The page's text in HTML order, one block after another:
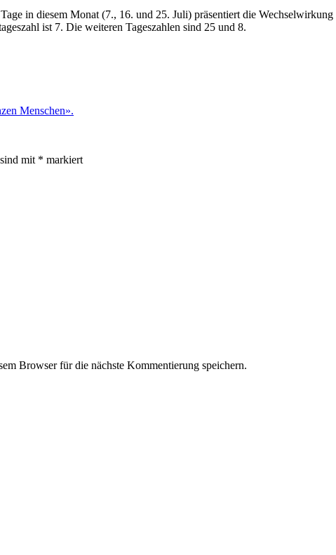
in diesem Monat (7., 16. und 25. Juli) präsentiert die
ist 7. Die weiteren Tageszahlen sind 25 und 8.
Menschen».
mit * markiert
Browser für die nächste Kommentierung speichern.